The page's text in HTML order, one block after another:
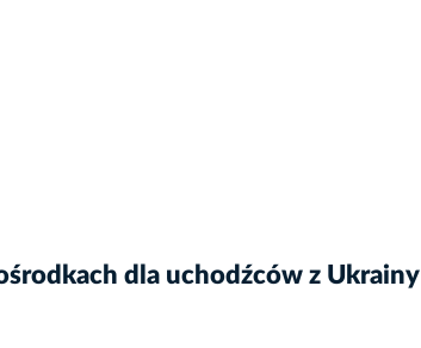
dla uchodźców z Ukrainy